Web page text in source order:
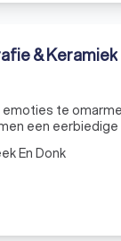
& Keramiek
te
een
En Donk